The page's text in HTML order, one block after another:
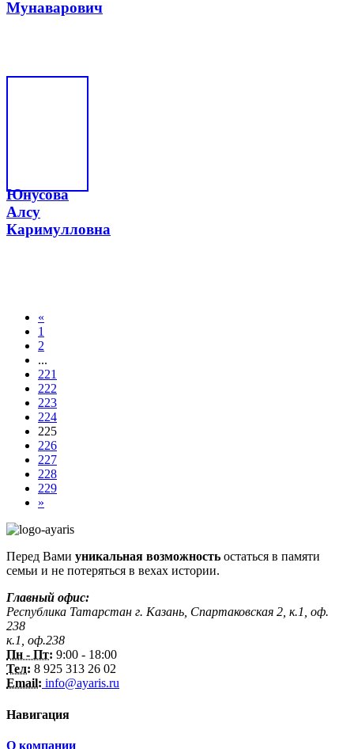
Мунаварович
Юнусова
Алсу
Каримулловна
«
1
2
...
221
222
223
224
225
226
227
228
229
»
Перед Вами уникальная возможность остаться в памяти
семьи и не потеряться в вехах истории.
Главный офис:
Республика Татарстан г. Казань, Спартаковская 2, к.1, оф.
238
к.1, оф.238
Пн - Пт: 9:00 - 18:00
Тел: 8 925 313 26 02
Email: info@ayaris.ru
Навигация
О компании